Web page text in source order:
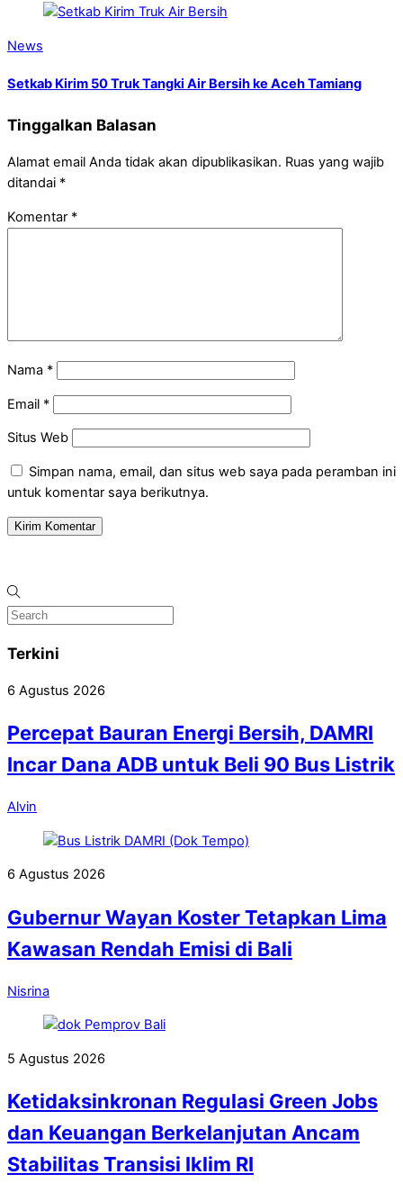
News
Setkab Kirim 50 Truk Tangki Air Bersih ke Aceh Tamiang
Tinggalkan Balasan
Alamat email Anda tidak akan dipublikasikan. Ruas yang wajib
ditandai *
Komentar *
Nama *
Email *
Situs Web
Simpan nama, email, dan situs web saya pada peramban ini
untuk komentar saya berikutnya.
Terkini
6 Agustus 2026
Percepat Bauran Energi Bersih, DAMRI
Incar Dana ADB untuk Beli 90 Bus Listrik
Alvin
6 Agustus 2026
Gubernur Wayan Koster Tetapkan Lima
Kawasan Rendah Emisi di Bali
Nisrina
5 Agustus 2026
Ketidaksinkronan Regulasi Green Jobs
dan Keuangan Berkelanjutan Ancam
Stabilitas Transisi Iklim RI